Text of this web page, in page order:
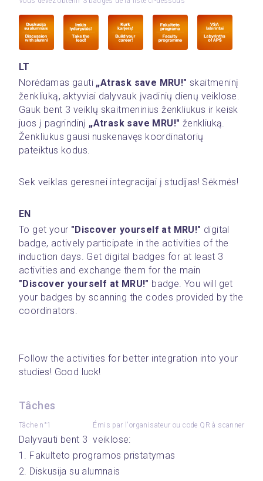
LT
Norėdamas gauti „Atrask save MRU!" skaitmeninį
ženkliuką, aktyviai dalyvauk įvadinių dienų veiklose.
Gauk bent 3 veiklų skaitmeninius ženkliukus ir keisk
juos į pagrindinį „Atrask save MRU!" ženkliuką.
Ženkliukus gausi nuskenavęs koordinatorių
pateiktus kodus.
Sek veiklas geresnei integracijai į studijas! Sėkmės!
EN
To get your "Discover yourself at MRU!" digital
badge, actively participate in the activities of the
induction days. Get digital badges for at least 3
"Discover yourself at MRU!" badge. You will get
your badges by scanning the codes provided by the
coordinators.
Follow the activities for better integration into your
studies! Good luck!
Tâches
Tâche n°1 Émis par l'organisateur ou code QR à scanner
Dalyvauti bent 3  veiklose:
1. Fakulteto programos pristatymas
2. Diskusija su alumnais